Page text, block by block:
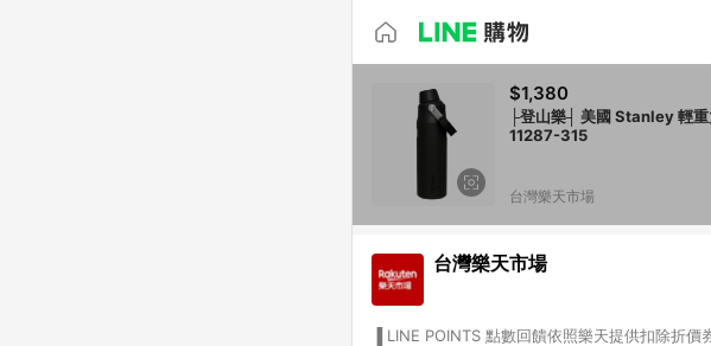
$1,380
├登山樂┤ 美國 Stanley 輕
11287-315
台灣樂天市場
台灣樂天市場